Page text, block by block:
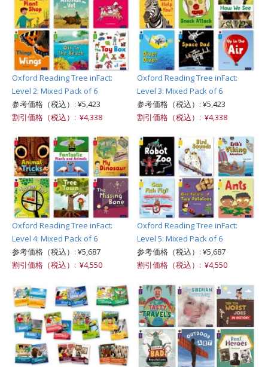
Oxford Reading Tree inFact:
Level 2: Mixed Pack of 6
参考価格（税込）: ¥5,423
割引価格（税込）: ¥4,338
Oxford Reading Tree inFact:
Level 3: Mixed Pack of 6
参考価格（税込）: ¥5,423
割引価格（税込）: ¥4,338
Oxford Reading Tree inFact:
Level 4: Mixed Pack of 6
参考価格（税込）: ¥5,687
割引価格（税込）: ¥4,550
Oxford Reading Tree inFact:
Level 5: Mixed Pack of 6
参考価格（税込）: ¥5,687
割引価格（税込）: ¥4,550